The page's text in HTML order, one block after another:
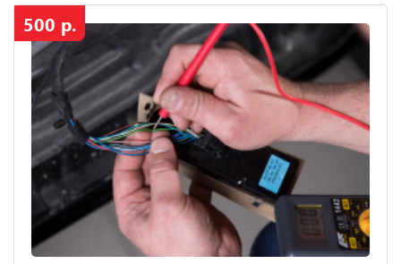
500 р.